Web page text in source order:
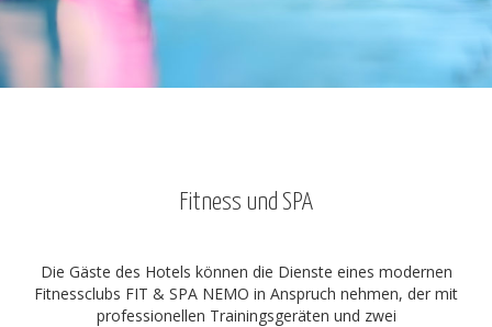
Fitness und SPA
Die Gäste des Hotels können die Dienste eines modernen
Fitnessclubs FIT & SPA NEMO in Anspruch nehmen, der mit
professionellen Trainingsgeräten und zwei